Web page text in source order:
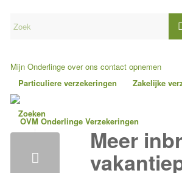
Mijn Onderlinge over ons contact opnemen
Particuliere verzekeringen
Zakelijke
Zoeken
Meer